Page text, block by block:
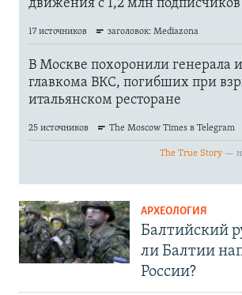
АРХЕОЛОГИЯ
Балтийский
ли Балтии
России?